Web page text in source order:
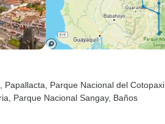
, Papallacta , Parque Nacional del Cotopaxi
, Parque Nacional Sangay, Baños